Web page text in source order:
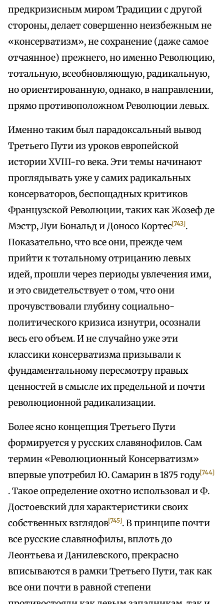
предкризисным миром Традиции с другой
стороны, делает совершенно неизбежным не
«консерватизм», не сохранение (даже самое
отчаянное) прежнего, но именно Революцию,
тотальную, всеобновляющую, радикальную,
но ориентированную, однако, в направлении,
прямо противоположном Революции левых.
Именно таким был парадоксальный вывод
Третьего Пути из уроков европейской
истории XVIII-гo века. Эти темы начинают
проглядывать уже у самих радикальных
консерваторов, беспощадных критиков
Французской Революции, таких как Жозеф де
Мэстр, Луи Бональд и Доносо Кортес[743].
Показательно, что все они, прежде чем
прийти к тотальному отрицанию левых
идей, прошли через периоды увлечения ими,
и это свидетельствует о том, что они
прочувствовали глубину социально-
политического кризиса изнутри, осознали
весь его объем. И не случайно уже эти
классики консерватизма призывали к
фундаментальному пересмотру правых
ценностей в смысле их предельной и почти
революционной радикализации.
Более ясно концепция Третьего Пути
формируется у русских славянофилов. Сам
термин «Революционный Консерватизм»
впервые употребил Ю. Самарин в 1875 году[744]
. Такое определение охотно использовал и Ф.
Достоевский для характеристики своих
собственных взглядов[745]. В принципе почти
все русские славянофилы, вплоть до
Леонтьева и Данилевского, прекрасно
вписываются в рамки Третьего Пути, так как
все они почти в равной степени